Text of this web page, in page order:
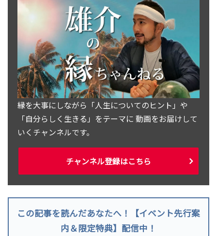
縁を大事にしながら「人生についてのヒント」や
「自分らしく生きる」をテーマに 動画をお届けして
いくチャンネルです。
チャンネル登録はこちら
この記事を読んだあなたへ！【イベント先行案
内＆限定特典】配信中！